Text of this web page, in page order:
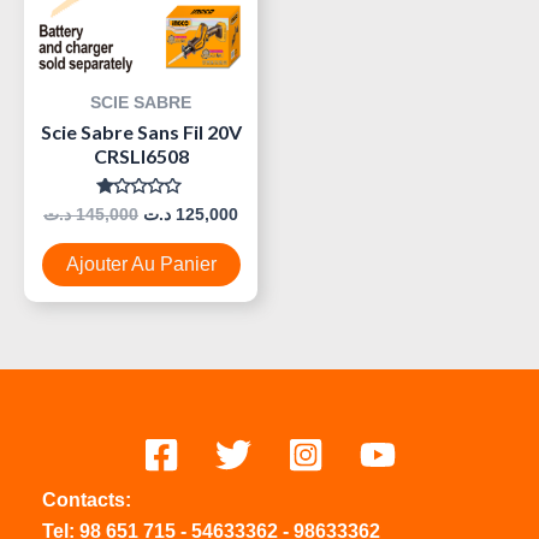
SCIE SABRE
Scie Sabre Sans Fil 20V
CRSLI6508
Note
0
Sur
5
145,000 د.ت 125,000 د.ت
Ajouter Au Panier
Contacts:
Tel: 98 651 715 - 54633362 - 98633362